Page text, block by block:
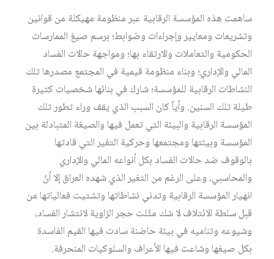
ساهمت هذه المؤسسة الرقابية عبر منظومة مهيكلة من قوانين
وتشريعات ومعايير وإجراءات وضوابط؛ برسم صيغ الممارسات
الحكومية والتعاملات والارتقاء بها؛ ومواجهة حالات الفساد
المالي والإداري؛ وبناء منظومة قيمية في المجتمع مصدرها تلك
النشاطات الرقابية للمؤسسة؛ شارك في بنائها شخصيات كثيرة
طيلة تلك السنين. وأياً كان السبب الذي يقف وراء تطور تلك
المؤسسة الرقابية والبيئة التي تعمل فيها والصيغة المتبادلة بين
المؤسسة وبيئتها ومجتمعها وحركية التغير التي قادتها
بالوقوف ضد حالات الفساد بكل أنواعه المالي والإداري
والمحاسبي، وعلى الرغم من التغير الذي شهده العراق إلا أنّ
انهيار المؤسسة الرقابية وتدني نشاطاتها وتشتيت فعالياتها من
قبل سلطة الائتلاف لا شك مثّلت حجر الزاوية لانتشار الفساد،
وشيوعه وتناميه في بيئة حاضنة سادت فيها القيم الفاسدة
بكل صيغها وشاعت فيها الأعراف والسلوكيات المنحرفة.